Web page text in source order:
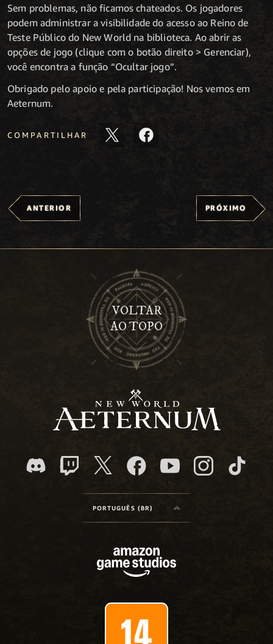
Sem problemas, não ficamos chateados. Os jogadores
podem administrar a visibilidade do acesso ao Reino de
Teste Público do New World na biblioteca. Ao abrir as
opções de jogo (clique com o botão direito > Gerenciar),
você encontra a função “Ocultar jogo”.
Obrigado pelo apoio e pela participação! Nos vemos em
Aeternum.
COMPARTILHAR
ANTERIOR PRÓXIMO
VOLTAR
AO TOPO
PORTUGUÊS (BR)